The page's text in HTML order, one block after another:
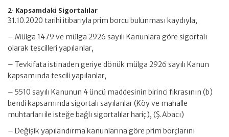
2- Kapsamdaki Sigortalılar
31.10.2020 tarihi itibarıyla prim borcu bulunması kaydıyla;
– Mülga 1479 ve mülga 2926 sayılı Kanunlara göre sigortalı
olarak tescilleri yapılanlar,
– Tevkifata istinaden geriye dönük mülga 2926 sayılı Kanun
kapsamında tescili yapılanlar,
– 5510 sayılı Kanunun 4 üncü maddesinin birinci fıkrasının (b)
bendi kapsamında sigortalı sayılanlar (Köy ve mahalle
muhtarları ile isteğe bağlı sigortalılar hariç), (Ş.Abacı)
– Değişik yapılandırma kanunlarına göre prim borçlarını